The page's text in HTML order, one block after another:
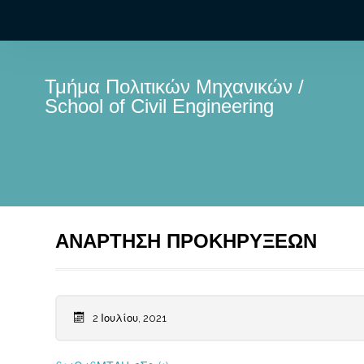
Τμήμα Πολιτικών Μηχανικών /
School of Civil Engineering
ΑΝΑΡΤΗΣΗ ΠΡΟΚΗΡΥΞΕΩΝ
2 Ιουλίου, 2021